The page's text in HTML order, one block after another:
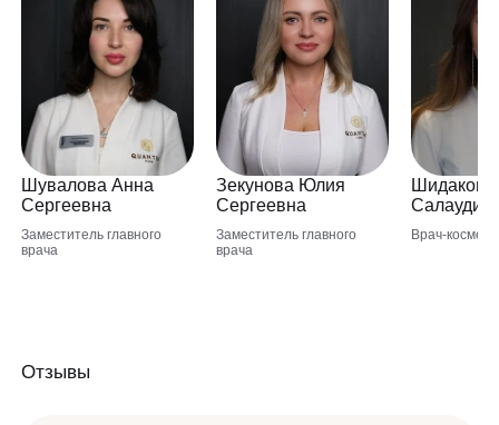
Шувалова Анна
Сергеевна
Заместитель главного
врача
Зекунова Юлия
Сергеевна
Заместитель главного
врача
Шидакова
Врач-
Отзывы